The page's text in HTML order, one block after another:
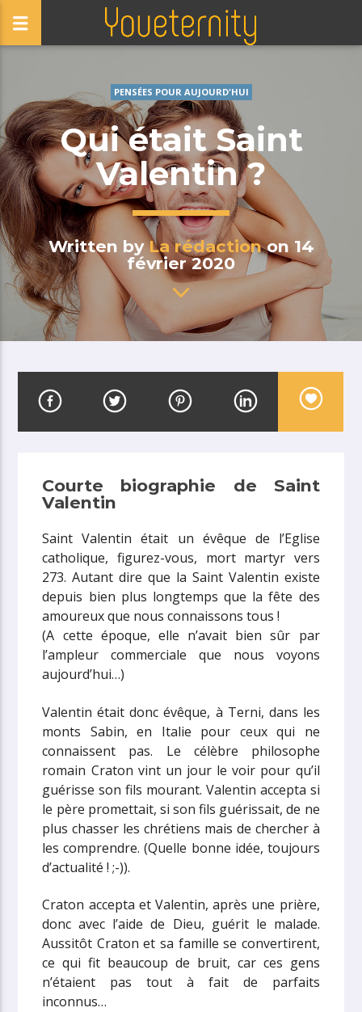
PENSÉES POUR AUJOURD'HUI
Qui était Saint
Valentin ?
Written byLa rédactionon 14
février 2020
Courte biographie de Saint
Valentin
Saint Valentin était un évêque de l’Eglise
catholique, figurez-vous, mort martyr vers
273. Autant dire que la Saint Valentin existe
depuis bien plus longtemps que la fête des
amoureux que nous connaissons tous !
(A cette époque, elle n’avait bien sûr par
l’ampleur commerciale que nous voyons
aujourd’hui…)
Valentin était donc évêque, à Terni, dans les
monts Sabin, en Italie pour ceux qui ne
connaissent pas. Le célèbre philosophe
romain Craton vint un jour le voir pour qu’il
guérisse son fils mourant. Valentin accepta si
le père promettait, si son fils guérissait, de ne
plus chasser les chrétiens mais de chercher à
les comprendre. (Quelle bonne idée, toujours
d’actualité ! ;-)).
Craton accepta et Valentin, après une prière,
donc avec l’aide de Dieu, guérit le malade.
Aussitôt Craton et sa famille se convertirent,
ce qui fit beaucoup de bruit, car ces gens
n’étaient pas tout à fait de parfaits
inconnus…